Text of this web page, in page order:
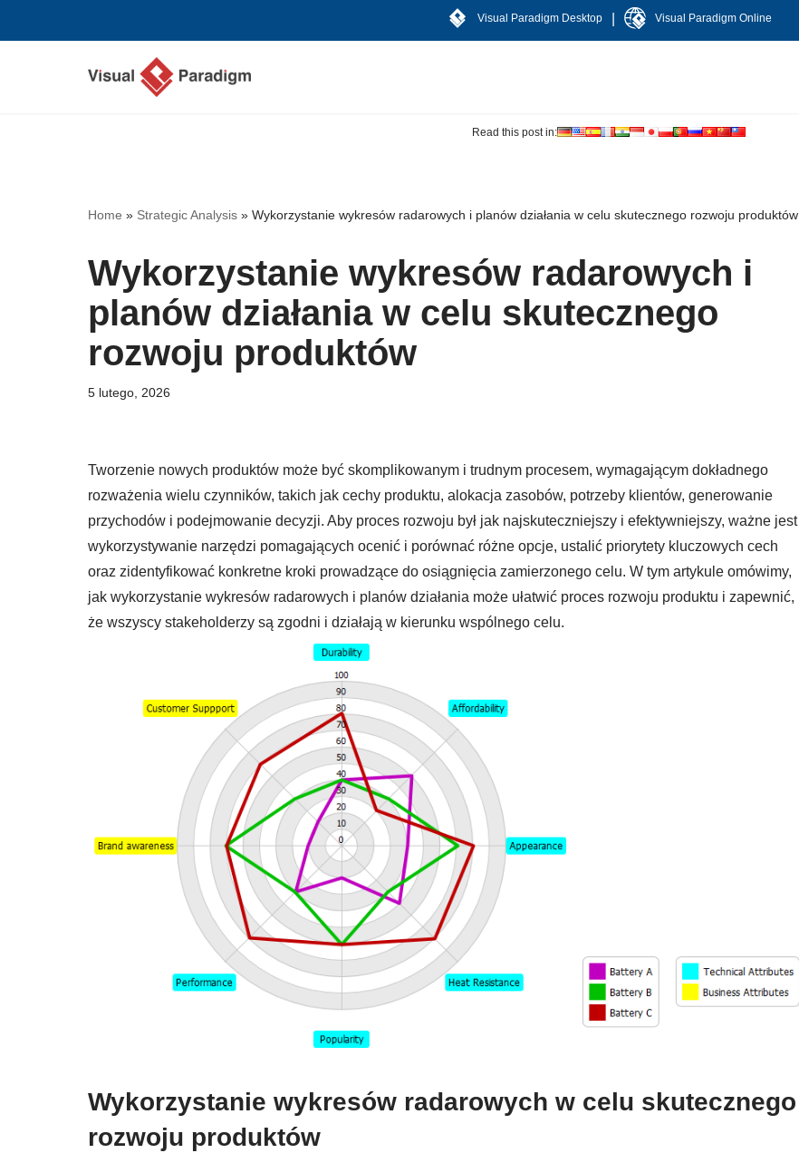
Visual Paradigm Desktop Visual Paradigm Online
Read this post in:
Home » Strategic Analysis » Wykorzystanie wykresów radarowych i planów działania w celu skutecznego rozwoju produktów
Wykorzystanie wykresów radarowych i
planów działania w celu skutecznego
rozwoju produktów
5 lutego, 2026
Tworzenie nowych produktów może być skomplikowanym i trudnym procesem, wymagającym dokładnego
rozważenia wielu czynników, takich jak cechy produktu, alokacja zasobów, potrzeby klientów, generowanie
przychodów i podejmowanie decyzji. Aby proces rozwoju był jak najskuteczniejszy i efektywniejszy, ważne jest
wykorzystywanie narzędzi pomagających ocenić i porównać różne opcje, ustalić priorytety kluczowych cech
oraz zidentyfikować konkretne kroki prowadzące do osiągnięcia zamierzonego celu. W tym artykule omówimy,
jak wykorzystanie wykresów radarowych i planów działania może ułatwić proces rozwoju produktu i zapewnić,
że wszyscy stakeholderzy są zgodni i działają w kierunku wspólnego celu.
Wykorzystanie wykresów radarowych w celu skutecznego
rozwoju produktów